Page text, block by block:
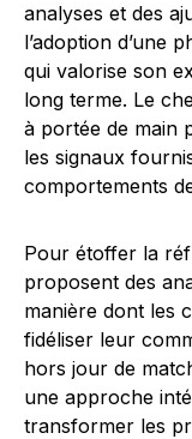
analyses et des
l’adoption d’une
qui valorise son
long terme. Le
à portée de main
les signaux
comportements
Pour étoffer la
proposent des
manière dont les
fidéliser leur
hors jour de
une approche
transformer les